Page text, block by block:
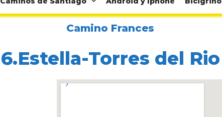
Camino Frances
6.Estella-Torres del Rio